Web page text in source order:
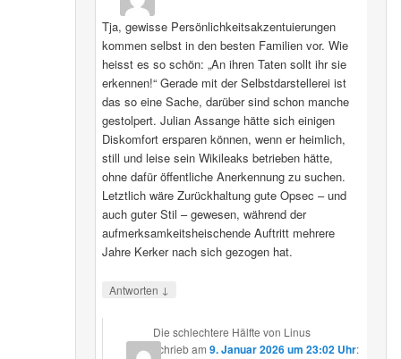
Tja, gewisse Persönlichkeitsakzentuierungen
kommen selbst in den besten Familien vor. Wie
heisst es so schön: „An ihren Taten sollt ihr sie
erkennen!“ Gerade mit der Selbstdarstellerei ist
das so eine Sache, darüber sind schon manche
gestolpert. Julian Assange hätte sich einigen
Diskomfort ersparen können, wenn er heimlich,
still und leise sein Wikileaks betrieben hätte,
ohne dafür öffentliche Anerkennung zu suchen.
Letztlich wäre Zurückhaltung gute Opsec – und
auch guter Stil – gewesen, während der
aufmerksamkeitsheischende Auftritt mehrere
Jahre Kerker nach sich gezogen hat.
Antworten ↓
Die schlechtere Hälfte von Linus
schriebam9. Januar 2026 um 23:02 Uhr: